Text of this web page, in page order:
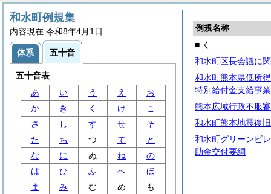
例規名称
■ く
和水町区長会議に
和水町熊本県低所
特別給付金支給事
熊本広域行政不服
和水町熊本地震復
和水町グリーンビ
助金交付要綱
和水町例規集
内容現在 令和8年4月1日
体系 五十音
五十音表
あ
い う え
お
か
き く け
こ
さ
し す せ
そ
た
ち つ て
と
な
に ぬ ね
の
は
ひ ふ へ
ほ
ま
み む め
も